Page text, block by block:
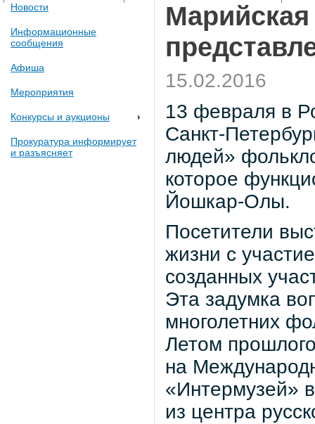
Новости
Информационные
сообщения
Афиша
Мероприятия
Конкурсы и аукционы
Прокуратура информирует
и разъясняет
15.02.2016
13 февраля в
Санкт-
людей»
которое
Йошкар-Олы.
Посетители
жизни с
созданных
Эта задумка
многолетних
Летом
на
«Интермузей»
из центра